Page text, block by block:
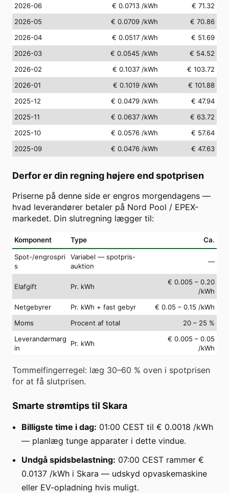
2026-06
€ 0.0713 /kWh
€ 71.32
2026-05
€ 0.0709 /kWh
€ 70.86
2026-04
€ 0.0517 /kWh
€ 51.69
2026-03
€ 0.0545 /kWh
€ 54.52
2026-02
€ 0.1037 /kWh
€ 103.72
2026-01
€ 0.1019 /kWh
€ 101.88
2025-12
€ 0.0479 /kWh
€ 47.94
2025-11
€ 0.0637 /kWh
€ 63.72
2025-10
€ 0.0576 /kWh
€ 57.64
2025-09
€ 0.0476 /kWh € 47.63
Derfor er din regning højere end spotprisen
Priserne på denne side er engros morgendagens —
hvad leverandører betaler på Nord Pool / EPEX-
markedet. Din slutregning lægger til:
Komponent Type Ca.
Spot-/engrospri
s
Variabel — spotpris-
auktion
—
Elafgift Pr. kWh
€ 0.005 – 0.20
/kWh
Netgebyrer
Pr. kWh + fast gebyr
€ 0.05 – 0.15 /kWh
Moms
Procent af total
20 – 25 %
Leverandørmarg
in
Pr. kWh
€ 0.005 – 0.05
/kWh
Tommelfingerregel: læg 30–60 % oven i spotprisen
for at få slutprisen.
Smarte strømtips til Skara
Billigste time i dag: 01:00 CEST til € 0.0018 /kWh
— planlæg tunge apparater i dette vindue.
Undgå spidsbelastning: 07:00 CEST rammer €
0.0137 /kWh i Skara — udskyd opvaskemaskine
eller EV-opladning hvis muligt.